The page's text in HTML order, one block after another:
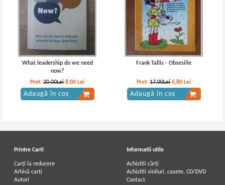
What leadership do we need
now?
Pret:20,00Lei 8,00 Lei
Adaugă în coș
Frank Tallis - Obsesiile
Pret:17,00Lei 6,80 Lei
Adaugă în coș
Printre Carti
Carți la reducere
Arhivă carți
Autori
Informatii utile
Achizitii cărți
Achizitii viniluri, casete, CD/DVD
Contact